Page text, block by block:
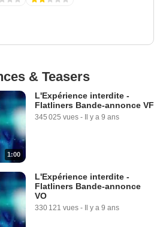
& Teasers
1:00
L'Expérience interdite -
Flatliners Bande-annonce VF
345 025 vues - Il y a 9 ans
L'Expérience interdite -
Flatliners Bande-annonce
VO
330 121 vues - Il y a 9 ans